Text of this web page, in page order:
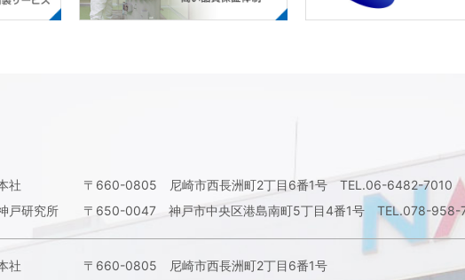
社 〒660-0805 尼崎市西長洲町2丁目6番1号TEL.06-6482-7010
戸研究所
〒650-0047 神戸市中央区港島南町5丁目4番1号TEL.078-
社 〒660-0805 尼崎市西長洲町2丁目6番1号